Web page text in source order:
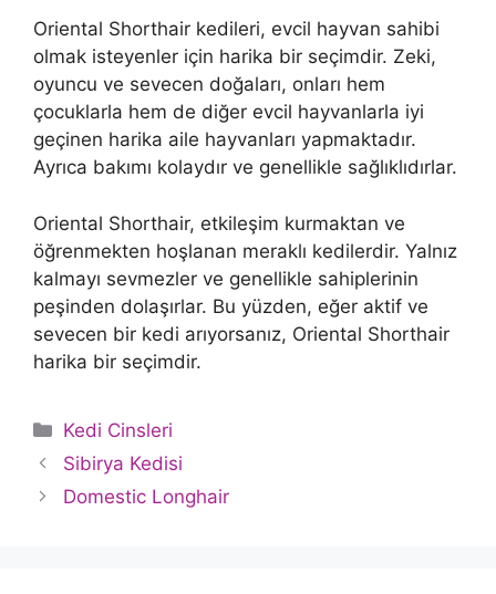
Oriental Shorthair kedileri, evcil hayvan sahibi
olmak isteyenler için harika bir seçimdir. Zeki,
oyuncu ve sevecen doğaları, onları hem
çocuklarla hem de diğer evcil hayvanlarla iyi
geçinen harika aile hayvanları yapmaktadır.
Ayrıca bakımı kolaydır ve genellikle sağlıklıdırlar.
Oriental Shorthair, etkileşim kurmaktan ve
öğrenmekten hoşlanan meraklı kedilerdir. Yalnız
kalmayı sevmezler ve genellikle sahiplerinin
peşinden dolaşırlar. Bu yüzden, eğer aktif ve
sevecen bir kedi arıyorsanız, Oriental Shorthair
harika bir seçimdir.
Kategoriler
Kedi Cinsleri
Sibirya Kedisi
Domestic Longhair